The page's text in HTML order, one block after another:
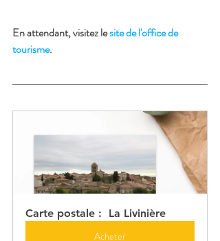
En attendant, visitez le site de l'office de
tourisme.
Carte postale :  La Livinière
Acheter